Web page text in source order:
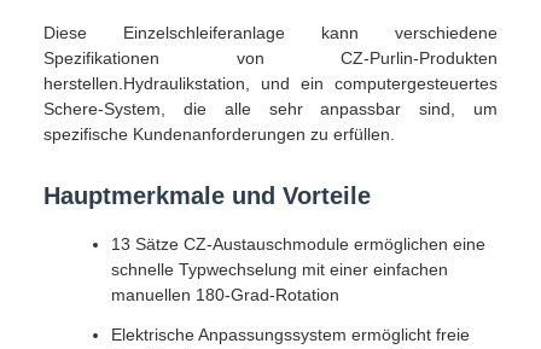
Diese Einzelschleiferanlage kann verschiedene
Spezifikationen von CZ-Purlin-Produkten
herstellen.Hydraulikstation, und ein computergesteuertes
Schere-System, die alle sehr anpassbar sind, um
spezifische Kundenanforderungen zu erfüllen.
Hauptmerkmale und Vorteile
13 Sätze CZ-Austauschmodule ermöglichen eine
schnelle Typwechselung mit einer einfachen
manuellen 180-Grad-Rotation
Elektrische Anpassungssystem ermöglicht freie